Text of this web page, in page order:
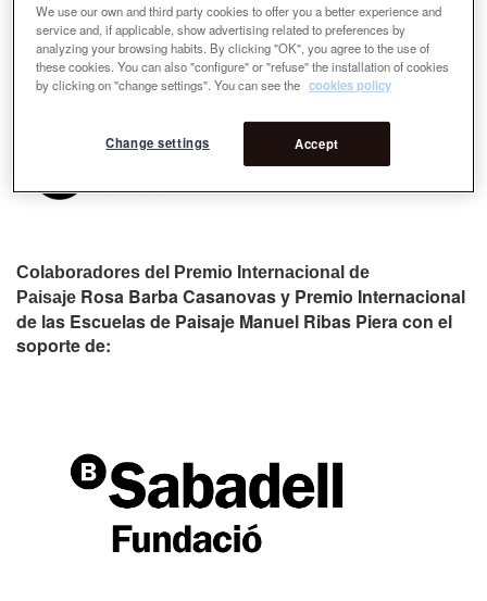
Colaboradores del Premio Internacional de
Paisaje Rosa Barba Casanovas y Premio Internacional
de las Escuelas de Paisaje Manuel Ribas Piera con el
soporte de:
We use our own and third party cookies to offer you a better experience and
service and, if applicable, show advertising related to preferences by
analyzing your browsing habits. By clicking "OK", you agree to the use of
these cookies. You can also "configure" or "refuse" the installation of cookies
by clicking on "change settings". You can see the cookies policy
Accept
Change settings